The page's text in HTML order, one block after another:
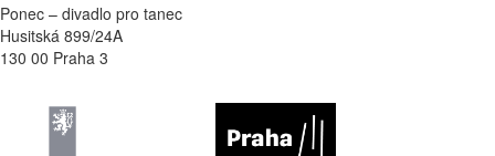
Ponec – divadlo pro tanec
Husitská 899/24A
130 00 Praha 3